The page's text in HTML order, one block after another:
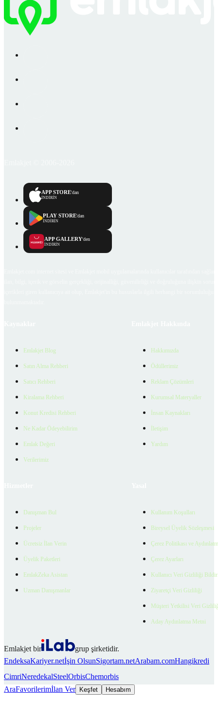
APP STORE'dan
İNDİRİN
PLAY STORE'dan
İNDİRİN
APP GALLERY'den
İNDİRİN
Emlakjet Blog
Satın Alma Rehberi
Satıcı Rehberi
Kiralama Rehberi
Konut Kredisi Rehberi
Ne Kadar Ödeyebilirim
Emlak Değeri
Verilerimiz
Hakkımızda
Ödüllerimiz
Reklam Çözümleri
Kurumsal Materyaller
İnsan Kaynakları
İletişim
Yardım
Danışman Bul
Projeler
Ücretsiz İlan Verin
Üyelik Paketleri
EmlakZeka Asistan
Uzman Danışmanlar
Kullanım Koşulları
Bireysel Üyelik Sözleşmesi
Çerez Politikası ve
Çerez Ayarları
Kullanıcı Veri Gizliliği
Ziyaretçi Veri Gizliliği
Müşteri Yetkilisi Veri
Aday Aydınlatma Metni
Emlakjet bir
grup şirketidir.
EndeksaKariyer.netİşin OlsunSigortam.netArabam.comHangikredi
CimriNeredekalSteelOrbisChemorbis
AraFavorilerimİlan Ver Keşfet Hesabım